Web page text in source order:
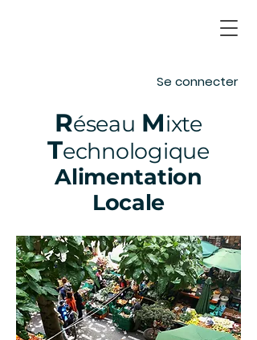
Se connecter
Réseau Mixte
Technologique
Alimentation
Locale